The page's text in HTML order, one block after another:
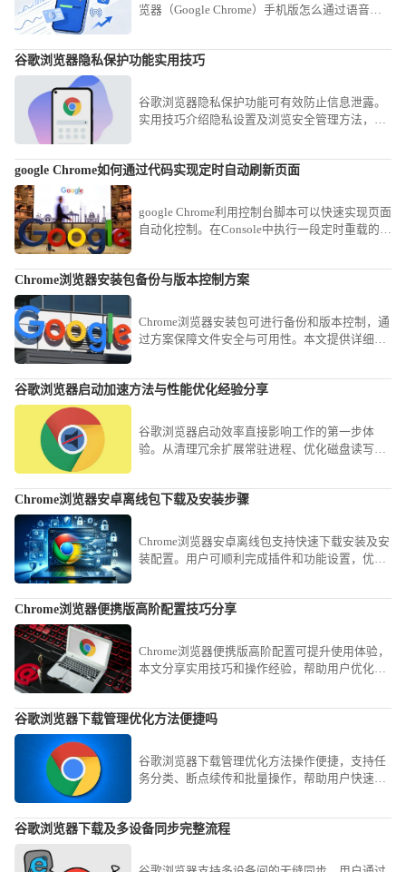
览器（Google Chrome）手机版怎么通过语音指
谷歌浏览器隐私保护功能实用技巧
谷歌浏览器隐私保护功能可有效防止信息泄露。
实用技巧介绍隐私设置及浏览安全管理方法，让
google Chrome如何通过代码实现定时自动刷新页面
google Chrome利用控制台脚本可以快速实现页面
自动化控制。在Console中执行一段定时重载的
Chrome浏览器安装包备份与版本控制方案
Chrome浏览器安装包可进行备份和版本控制，通
过方案保障文件安全与可用性。本文提供详细操
谷歌浏览器启动加速方法与性能优化经验分享
谷歌浏览器启动效率直接影响工作的第一步体
验。从清理冗余扩展常驻进程、优化磁盘读写权
一次开启都能享受到秒级冷启动的畅快反馈感，
Chrome浏览器安卓离线包下载及安装步骤
Chrome浏览器安卓离线包支持快速下载安装及安
装配置。用户可顺利完成插件和功能设置，优化
Chrome浏览器便携版高阶配置技巧分享
Chrome浏览器便携版高阶配置可提升使用体验，
本文分享实用技巧和操作经验，帮助用户优化便
谷歌浏览器下载管理优化方法便捷吗
谷歌浏览器下载管理优化方法操作便捷，支持任
务分类、断点续传和批量操作，帮助用户快速管
谷歌浏览器下载及多设备同步完整流程